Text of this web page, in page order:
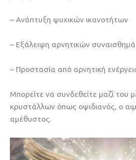
– Ανάπτυξη ψυχικών ικανοτήτων
– Εξάλειψη αρνητικών
– Προστασία από αρνητική
Μπορείτε να συνδεθείτε μαζί του
κρυστάλλων όπως οψιδιανός, ο
αμέθυστος.